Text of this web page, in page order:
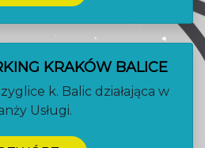
KRAKÓW BALICE
k. Balic działająca w
Usługi.